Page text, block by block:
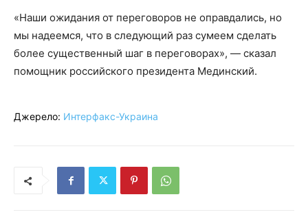
«Наши ожидания от переговоров не оправдались, но
мы надеемся, что в следующий раз сумеем сделать
более существенный шаг в переговорах», — сказал
помощник российского президента Мединский.
Джерело: Интерфакс-Украина